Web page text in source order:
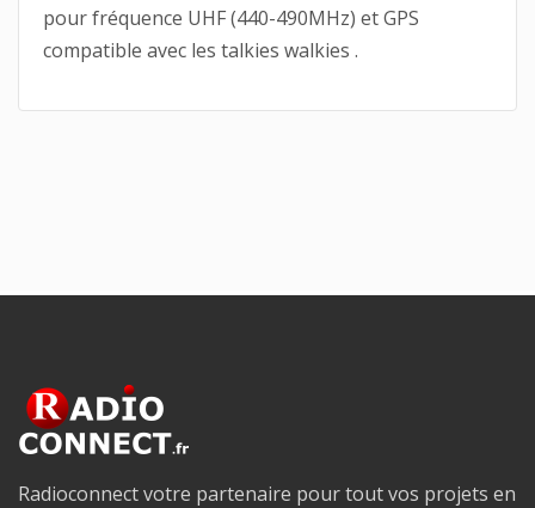
pour fréquence UHF (440-490MHz) et GPS
compatible avec les talkies walkies .
Radioconnect votre partenaire pour tout vos projets en